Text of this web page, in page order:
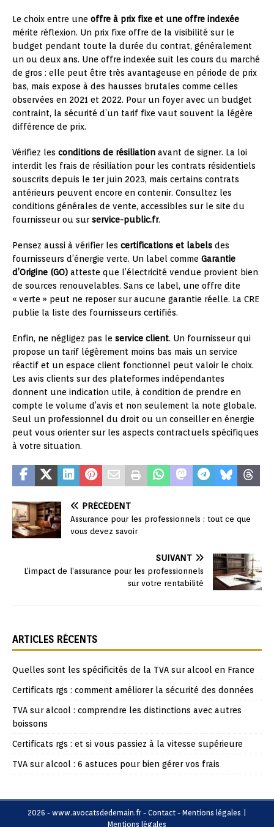
Le choix entre une offre à prix fixe et une offre indexée
mérite réflexion. Un prix fixe offre de la visibilité sur le
budget pendant toute la durée du contrat, généralement
un ou deux ans. Une offre indexée suit les cours du marché
de gros : elle peut être très avantageuse en période de prix
bas, mais expose à des hausses brutales comme celles
observées en 2021 et 2022. Pour un foyer avec un budget
contraint, la sécurité d’un tarif fixe vaut souvent la légère
différence de prix.
Vérifiez les conditions de résiliation avant de signer. La loi
interdit les frais de résiliation pour les contrats résidentiels
souscrits depuis le 1er juin 2023, mais certains contrats
antérieurs peuvent encore en contenir. Consultez les
conditions générales de vente, accessibles sur le site du
fournisseur ou surservice-public.fr.
Pensez aussi à vérifier les certifications et labels des
fournisseurs d’énergie verte. Un label comme Garantie
d’Origine (GO) atteste que l’électricité vendue provient bien
de sources renouvelables. Sans ce label, une offre dite
« verte » peut ne reposer sur aucune garantie réelle. La CRE
publie la liste des fournisseurs certifiés.
Enfin, ne négligez pas le service client. Un fournisseur qui
propose un tarif légèrement moins bas mais un service
réactif et un espace client fonctionnel peut valoir le choix.
Les avis clients sur des plateformes indépendantes
donnent une indication utile, à condition de prendre en
compte le volume d’avis et non seulement la note globale.
Seul un professionnel du droit ou un conseiller en énergie
peut vous orienter sur les aspects contractuels spécifiques
à votre situation.
PRÉCÉDENT
Assurance pour les professionnels : tout ce que
vous devez savoir
SUIVANT
L’impact de l’assurance pour les professionnels
sur votre rentabilité
ARTICLES RÉCENTS
Quelles sont les spécificités de la TVA sur alcool en France
Certificats rgs : comment améliorer la sécurité des données
TVA sur alcool : comprendre les distinctions avec autres
boissons
Certificats rgs : et si vous passiez à la vitesse supérieure
TVA sur alcool : 6 astuces pour bien gérer vos frais
2026 - www.avocatsdedemain.fr - Contact - Mentions légales |
Mentions légales